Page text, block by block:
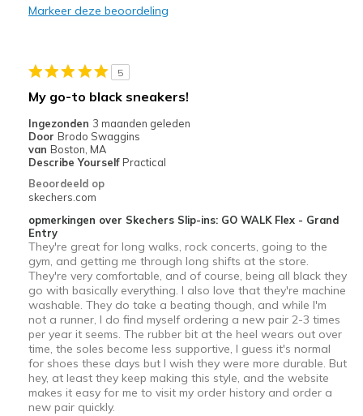
Sizing
Markeer deze beoordeling
5
My go-to black sneakers!
Ingezonden 3 maanden geleden
Door Brodo Swaggins
van Boston, MA
Describe Yourself Practical
Beoordeeld op
skechers.com
opmerkingen over Skechers Slip-ins: GO WALK Flex - Grand
Entry
They're great for long walks, rock concerts, going to the
gym, and getting me through long shifts at the store.
They're very comfortable, and of course, being all black they
go with basically everything. I also love that they're machine
washable. They do take a beating though, and while I'm
not a runner, I do find myself ordering a new pair 2-3 times
per year it seems. The rubber bit at the heel wears out over
time, the soles become less supportive, I guess it's normal
for shoes these days but I wish they were more durable. But
hey, at least they keep making this style, and the website
makes it easy for me to visit my order history and order a
new pair quickly.